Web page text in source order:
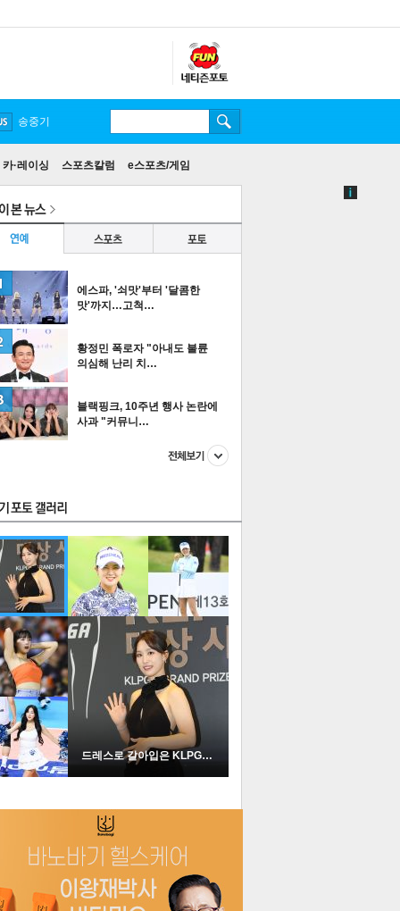
카·레이싱 스포츠칼럼 e스포츠/게임
송중기
본 뉴스
스포츠 포토
에스파, '쇠맛'부터 '달콤한
맛'까지…고척…
황정민 폭로자 "아내도 불륜
의심해 난리 치…
블랙핑크, 10주년 행사 논란에
사과 "커뮤니…
더보기
드레스로 갈아입은 KLPGA …